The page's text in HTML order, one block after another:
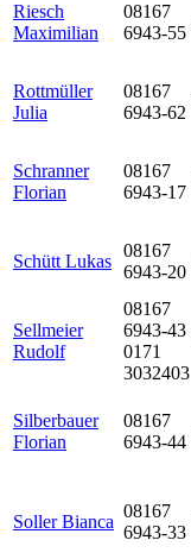
Riesch
Maximilian
08167
6943-55
Rottmüller
Julia
08167
6943-62
Schranner
Florian
08167
6943-17
Schütt Lukas
08167
6943-20
Sellmeier
Rudolf
08167
6943-43
0171
3032403
Silberbauer
Florian
08167
6943-44
Soller Bianca
08167
6943-33